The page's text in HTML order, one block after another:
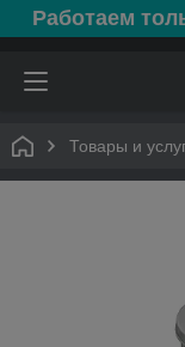
Работаем
Товары и